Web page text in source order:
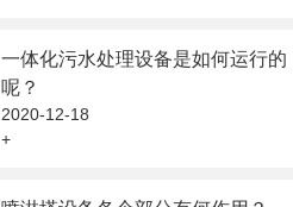
一体化污水处理设备是如何运行的
呢？
2020-12-18
+